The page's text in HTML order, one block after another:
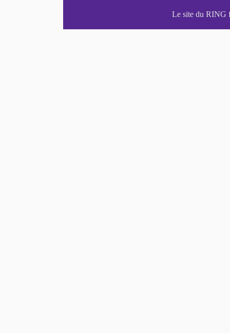
Le site du RING